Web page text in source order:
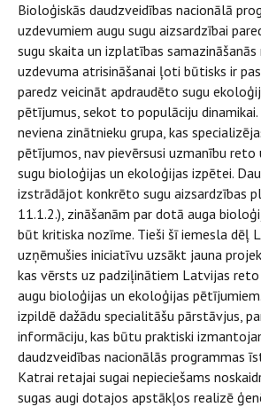
Bioloģiskās daudzveidības nacionālā
uzdevumiem augu sugu aizsardzībai
sugu skaita un izplatības samazināšanās
uzdevuma atrisināšanai ļoti būtisks ir
paredz veicināt apdraudēto sugu
pētījumus, sekot to populāciju
neviena zinātnieku grupa, kas
pētījumos, nav pievērsusi uzmanību reto
sugu bioloģijas un ekoloģijas izpētei.
izstrādājot konkrēto sugu aizsardzības
11.1.2.), zināšanām par dotā auga
būt kritiska nozīme. Tieši šī iemesla dēļ
uzņēmušies iniciatīvu uzsākt jauna
kas vērsts uz padziļinātiem Latvijas reto
augu bioloģijas un ekoloģijas
izpildē dažādu specialitāšu pārstāvjus,
informāciju, kas būtu praktiski
daudzveidības nacionālās programmas
Katrai retajai sugai nepieciešams
sugas augi dotajos apstākļos realizē